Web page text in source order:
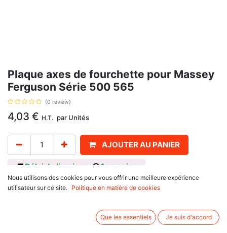
Plaque axes de fourchette pour Massey
Ferguson Série 500 565
(0 review)
4,03 € H.T. par Unités
AJOUTER AU PANIER
Délai de livraison : 1 semaine
Axes de fourchette, pour 8 vitesses, avec pour référence d'origine :
100 Series : 133, 135, 145, 148, 165, 168, 185, 188
200 Series : 230, 231, 235, 240, 243, 245, 250, 253, 255, 260,
Nous utilisons des cookies pour vous offrir une meilleure expérience
utilisateur sur ce site.
Politique en matière de cookies
Que les essentiels Je suis d'accord